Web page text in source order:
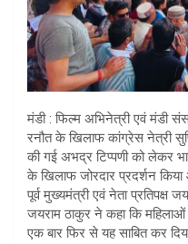
मंडी : फिल्म अभिनेत्री एवं मंडी
रनौत के खिलाफ कांग्रेस नेत्री
की गई अभद्र टिप्पणी को लेकर
के खिलाफ जोरदार प्रदर्शन
पूर्व मुख्यमंत्री एवं नेता प्रतिपक्ष
जयराम ठाकुर ने कहा कि महिलाओं
एक बार फिर से यह साबित कर